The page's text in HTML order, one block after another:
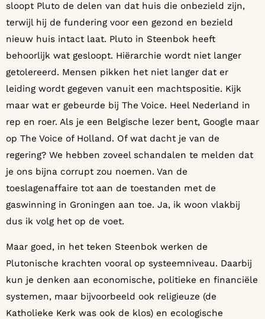
sloopt Pluto de delen van dat huis die onbezield zijn,
terwijl hij de fundering voor een gezond en bezield
nieuw huis intact laat. Pluto in Steenbok heeft
behoorlijk wat gesloopt. Hiërarchie wordt niet langer
getolereerd. Mensen pikken het niet langer dat er
leiding wordt gegeven vanuit een machtspositie. Kijk
maar wat er gebeurde bij The Voice. Heel Nederland in
rep en roer. Als je een Belgische lezer bent, Google maar
op The Voice of Holland. Of wat dacht je van de
regering? We hebben zoveel schandalen te melden dat
je ons bijna corrupt zou noemen. Van de
toeslagenaffaire tot aan de toestanden met de
gaswinning in Groningen aan toe. Ja, ik woon vlakbij
dus ik volg het op de voet.
Maar goed, in het teken Steenbok werken de
Plutonische krachten vooral op systeemniveau. Daarbij
kun je denken aan economische, politieke en financiële
systemen, maar bijvoorbeeld ook religieuze (de
Katholieke Kerk was ook de klos) en ecologische